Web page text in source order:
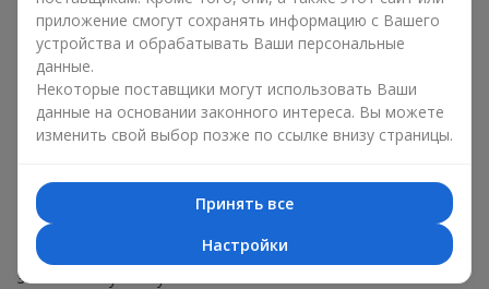
место для новых авторских букетов;
поступления большой партии цветов — когда мы
понимаем, что цветов заказано больше, чем нужно,
делаем привлекательные варианты дешевле,
сохранив качество.
Цветы из раздела “Горячее предложение” разлетаются как
свежие, качественные и будут радовать ваших
людей
и знакомых довольно долго. А ещё вы получите
настоящий премиальный сервис и современные идеи
цветочного оформления, такие как
заказывая букеты у нас.
приложение смогут сохранять информацию с Вашего
устройства и обрабатывать Ваши персональные
данные.
Некоторые поставщики могут использовать Ваши
данные на основании законного интереса. Вы можете
изменить свой выбор позже по ссылке внизу страницы.
Принять все
Настройки